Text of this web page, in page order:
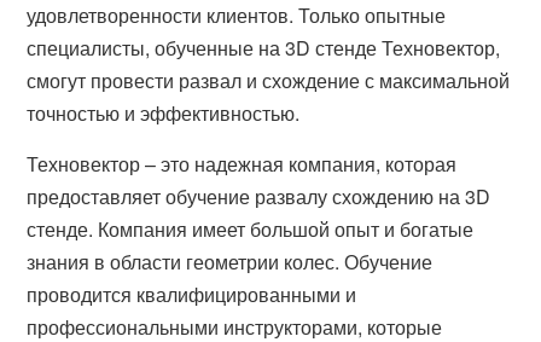
удовлетворенности клиентов. Только опытные
специалисты, обученные на 3D стенде Техновектор,
смогут провести развал и схождение с максимальной
точностью и эффективностью.
Техновектор – это надежная компания, которая
предоставляет обучение развалу схождению на 3D
стенде. Компания имеет большой опыт и богатые
знания в области геометрии колес. Обучение
проводится квалифицированными и
профессиональными инструкторами, которые